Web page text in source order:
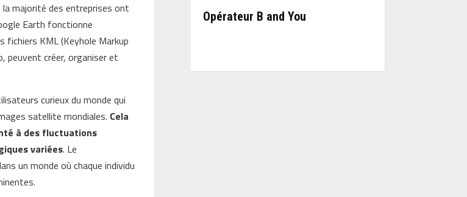
majorité des entreprises ont
Earth fonctionne
fichiers KML (Keyhole Markup
peuvent créer, organiser et
curieux du monde qui
satellite mondiales. Cela
à des fluctuations
variées. Le
un monde où chaque individu
Opérateur B and You